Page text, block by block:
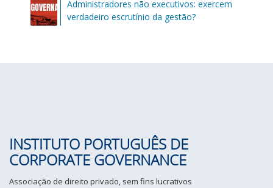
Administradores não executivos: exercem
verdadeiro escrutínio da gestão?
INSTITUTO PORTUGUÊS DE
CORPORATE GOVERNANCE
Associação de direito privado, sem fins lucrativos